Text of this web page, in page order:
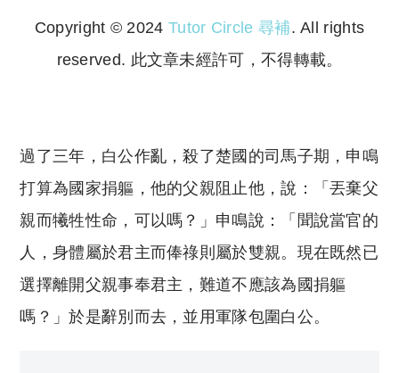
Copyright © 2024 Tutor Circle 尋補. All rights
reserved. 此文章未經許可，不得轉載。
過了三年，白公作亂，殺了楚國的司馬子期，申鳴
打算為國家捐軀，他的父親阻止他，說：「丟棄父
親而犧牲性命，可以嗎？」申鳴說：「聞說當官的
人，身體屬於君主而俸祿則屬於雙親。現在既然已
選擇離開父親事奉君主，難道不應該為國捐軀
嗎？」於是辭別而去，並用軍隊包圍白公。